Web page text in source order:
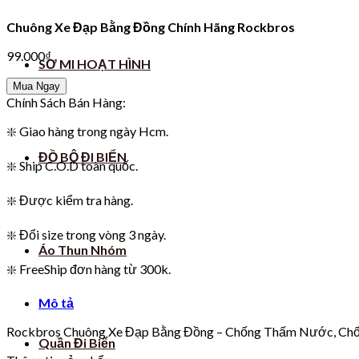
SƠ MI HOẠT HÌNH
ĐỒ BỘ ĐI BIỂN
Áo Thun Nhóm
Quần Đi Biển
Chuông Xe Đạp Bằng Đồng Chính Hãng Rockbros
99.000₫
Mua Ngay
Chính Sách Bán Hàng:
❇️ Giao hàng trong ngày Hcm.
❇️ Ship C.O.D toàn quốc.
❇️ Được kiểm tra hàng.
❇️ Đổi size trong vòng 3 ngày.
❇️ FreeShip đơn hàng từ 300k.
Mô tả
Rockbros Chuông Xe Đạp Bằng Đồng – Chống Thấm Nước,